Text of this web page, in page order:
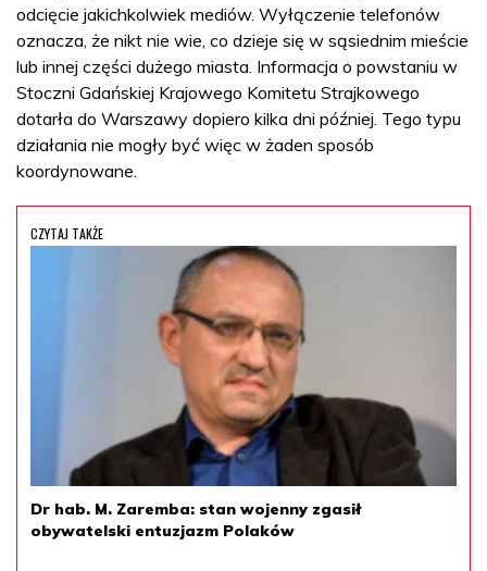
odcięcie jakichkolwiek mediów. Wyłączenie telefonów
oznacza, że nikt nie wie, co dzieje się w sąsiednim mieście
lub innej części dużego miasta. Informacja o powstaniu w
Stoczni Gdańskiej Krajowego Komitetu Strajkowego
dotarła do Warszawy dopiero kilka dni później. Tego typu
działania nie mogły być więc w żaden sposób
koordynowane.
CZYTAJ TAKŻE
Dr hab. M. Zaremba: stan wojenny zgasił
obywatelski entuzjazm Polaków